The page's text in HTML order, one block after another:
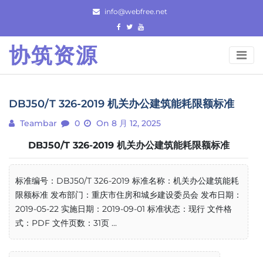
content
info@webfree.net
协筑资源
DBJ50/T 326-2019 机关办公建筑能耗限额标准
Teambar 0 On 8 月 12, 2025
DBJ50/T 326-2019 机关办公建筑能耗限额标准
标准编号：DBJ50/T 326-2019 标准名称：机关办公建筑能耗
限额标准 发布部门：重庆市住房和城乡建设委员会 发布日期：
2019-05-22 实施日期：2019-09-01 标准状态：现行 文件格
式：PDF 文件页数：31页 ...